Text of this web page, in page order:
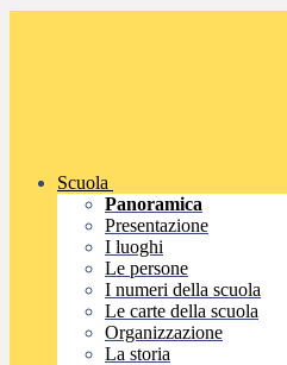
Scuola
Panoramica
Presentazione
I luoghi
Le persone
I numeri della scuola
Le carte della scuola
Organizzazione
La storia